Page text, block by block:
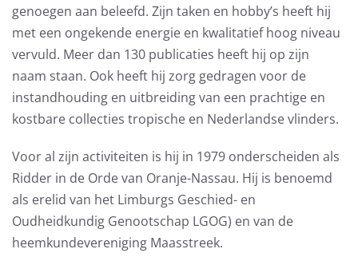
genoegen aan beleefd. Zijn taken en hobby’s heeft hij
met een ongekende energie en kwalitatief hoog niveau
vervuld. Meer dan 130 publicaties heeft hij op zijn
naam staan. Ook heeft hij zorg gedragen voor de
instandhouding en uitbreiding van een prachtige en
kostbare collecties tropische en Nederlandse vlinders.
Voor al zijn activiteiten is hij in 1979 onderscheiden als
Ridder in de Orde van Oranje-Nassau. Hij is benoemd
als erelid van het Limburgs Geschied- en
Oudheidkundig Genootschap LGOG) en van de
heemkundevereniging Maasstreek.